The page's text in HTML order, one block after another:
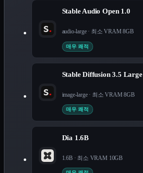
Stable Audio Open 1.0
audio-large· 최소 VRAM8GB
매우 쾌적
Stable Diffusion 3.5 Large
image-large· 최소 VRAM8GB
매우 쾌적
Dia 1.6B
1.6B· 최소 VRAM 10GB